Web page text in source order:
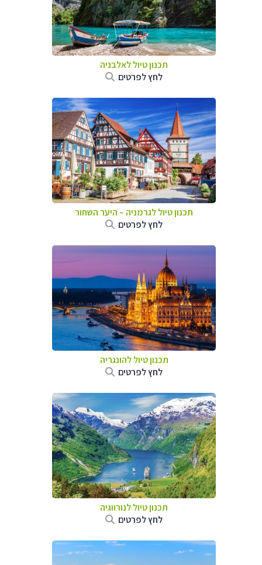
תכנון טיול לאלבניה
לחץ לפרטים
תכנון טיול לגרמניה – היער השחור
לחץ לפרטים
תכנון טיול להונגריה
לחץ לפרטים
תכנון טיול לנורווגיה
לחץ לפרטים